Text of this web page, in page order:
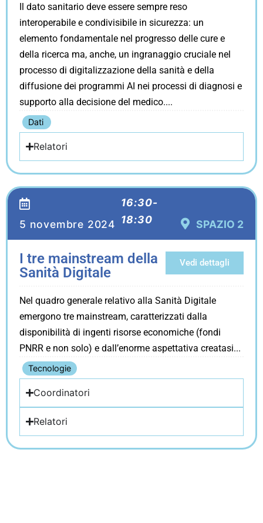
Il dato sanitario deve essere sempre reso
interoperabile e condivisibile in sicurezza: un
elemento fondamentale nel progresso delle cure e
della ricerca ma, anche, un ingranaggio cruciale nel
processo di digitalizzazione della sanità e della
diffusione dei programmi AI nei processi di diagnosi e
supporto alla decisione del medico.
Dati
Relatori
5 novembre 2024
16:30-
18:30
SPAZIO 2
I tre mainstream della
Sanità Digitale
Vedi dettagli
Nel quadro generale relativo alla Sanità Digitale
emergono tre mainstream, caratterizzati dalla
disponibilità di ingenti risorse economiche (fondi
PNRR e non solo) e dall’enorme aspettativa creatasi
Tecnologie
Coordinatori
Relatori